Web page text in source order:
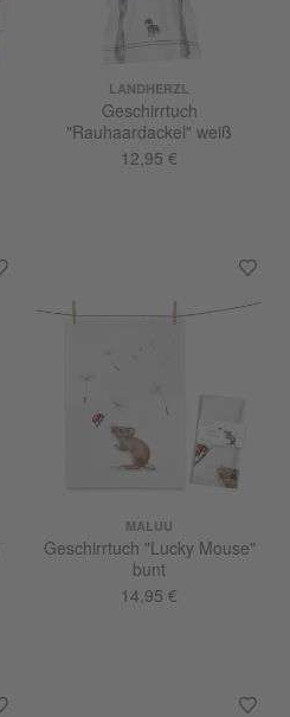
LANDHERZL
Geschirrtuch
"Rauhaardackel" weiß
12,95 €
MALUU
Geschirrtuch "Lucky Mouse"
bunt
14,95 €